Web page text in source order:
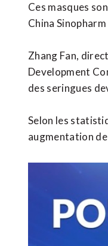
Ces masques
China
Zhang Fan,
Development
des seringues
Selon les
augmentation de